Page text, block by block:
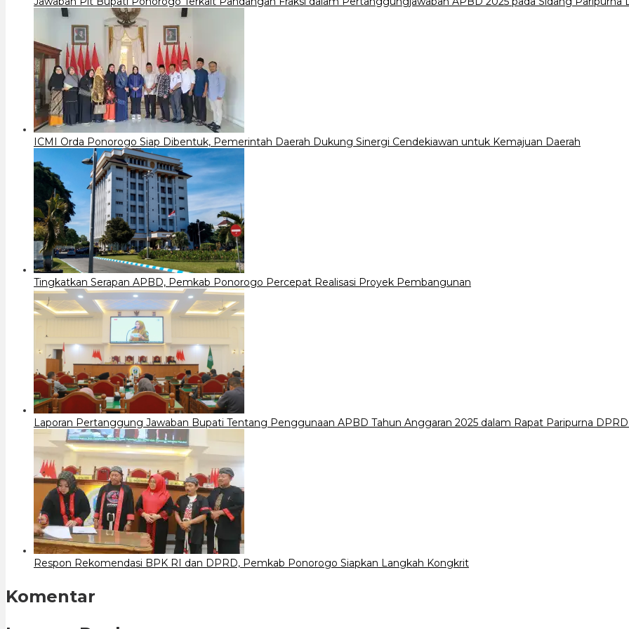
ICMI Orda Ponorogo Siap Dibentuk, Pemerintah Daerah Dukung Sinergi Cendekiawan untuk Kemajuan Daerah
Tingkatkan Serapan APBD, Pemkab Ponorogo Percepat Realisasi Proyek Pembangunan
Laporan Pertanggung Jawaban Bupati Tentang Penggunaan APBD Tahun Anggaran 2025 dalam Rapat Paripurna
Respon Rekomendasi BPK RI dan DPRD, Pemkab Ponorogo Siapkan Langkah Kongkrit
Komentar